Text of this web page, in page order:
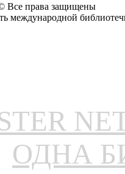
Все права защищены
международной
ОДНА